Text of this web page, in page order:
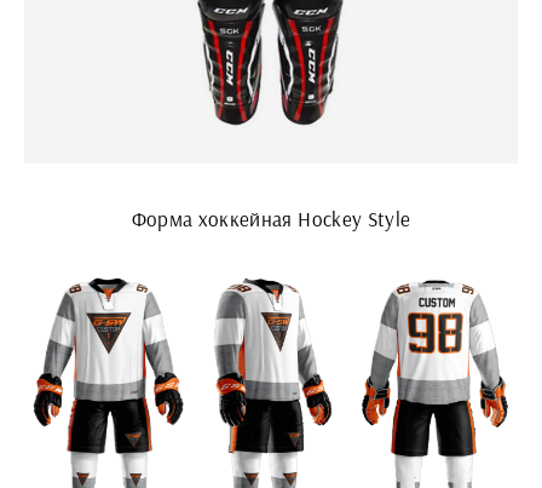
Форма хоккейная Hockey Style